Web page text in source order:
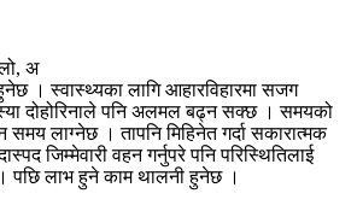
अ
। स्वास्थ्यका लागि आहारविहारमा सजग
दोहोरिनाले पनि अलमल बढ्न सक्छ । समयको
समय लाग्नेछ । तापनि मिहिनेत गर्दा सकारात्मक
जिम्मेवारी वहन गर्नुपरे पनि परिस्थितिलाई
लाभ हुने काम थालनी हुनेछ ।